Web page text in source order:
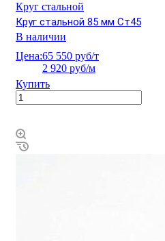
Круг стальной
Круг стальной 85 мм Ст45
В наличии
Цена:65 550 руб/т
2 920 руб/м
Купить